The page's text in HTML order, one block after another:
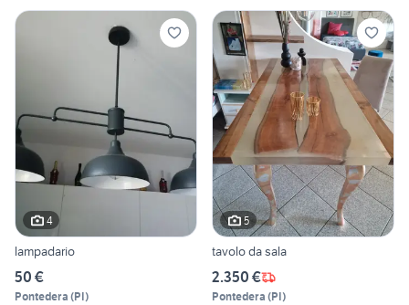
4
lampadario
50 €
Pontedera (PI)
5
tavolo da sala
2.350 €
Pontedera (PI)